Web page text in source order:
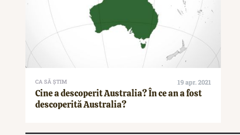
CA SĂ ȘTIM 19 apr. 2021
Cine a descoperit Australia? În ce an a fost
descoperită Australia?